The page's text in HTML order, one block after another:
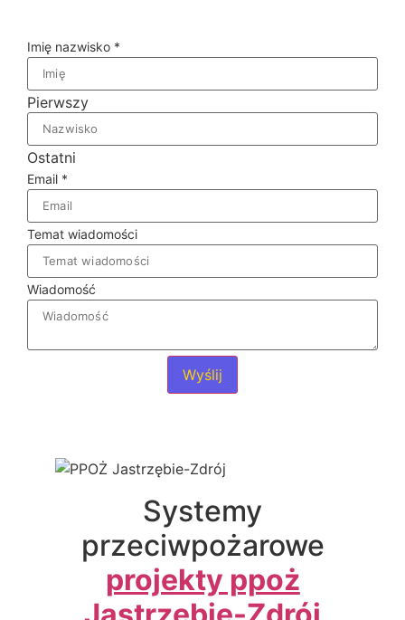
Imię nazwisko *
Pierwszy
Ostatni
Email *
Temat wiadomości
Wiadomość
Wyślij
Systemy
przeciwpożarowe
projekty ppoż